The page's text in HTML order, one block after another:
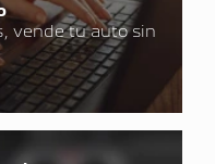
vende tu auto sin